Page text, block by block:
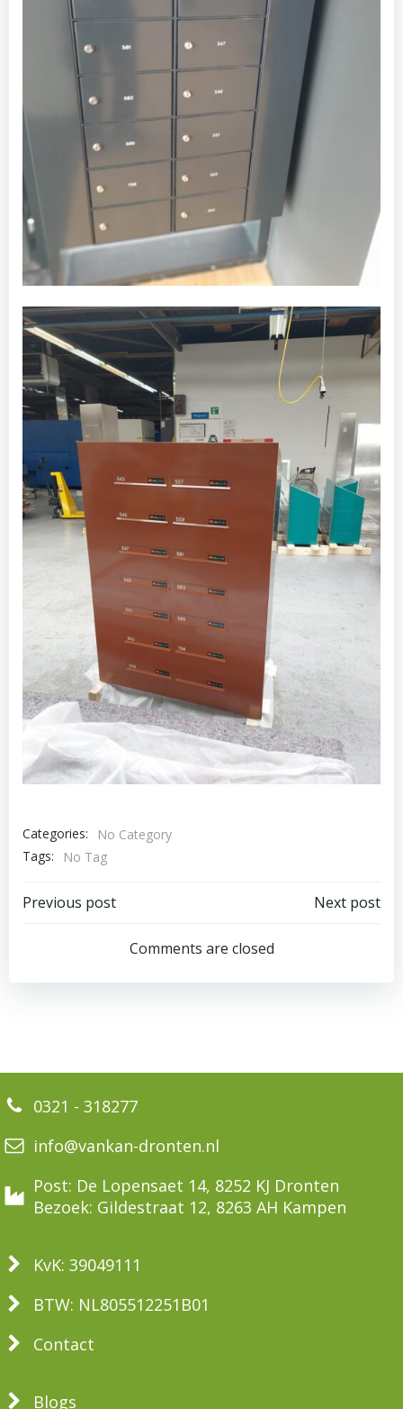
Categories:
No Category
Tags:
No Tag
Bericht
navigatie
Previous post
Bericht
navigatie
Next post
Comments are closed
0321 - 318277
info@vankan-dronten.nl
Post: De Lopensaet 14, 8252 KJ Dronten
Bezoek: Gildestraat 12, 8263 AH Kampen
KvK: 39049111
BTW: NL805512251B01
Contact
Blogs